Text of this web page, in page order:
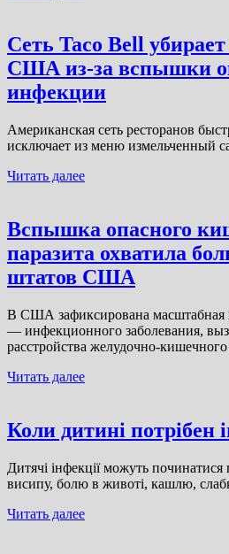
Сеть Taco Bell
США из-за вспышки
инфекции
Американская сеть ресторанов
исключает из меню измельченный
Читать далее
Вспышка опасного
паразита охватила
штатов США
В США зафиксирована масштабная
— инфекционного заболевания,
расстройства желудочно-
Читать далее
Коли дитині потрібен
Дитячі інфекції можуть
висипу, болю в животі, кашлю,
Читать далее